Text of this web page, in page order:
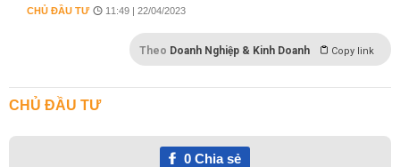
CHỦ ĐẦU TƯ 11:49 | 22/04/2023
Theo Doanh Nghiệp & Kinh Doanh Copy link
CHỦ ĐẦU TƯ
0Chia sẻ